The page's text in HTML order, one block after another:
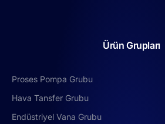
Ürün Grupları
Proses Pompa Grubu
Hava Tansfer Grubu
Endüstriyel Vana Grubu